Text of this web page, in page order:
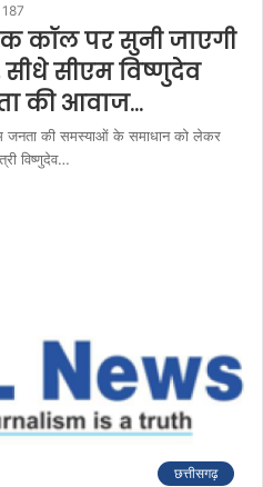
187
कॉल पर सुनी जाएगी
सीएम विष्णुदेव
की आवाज…
जनता की समस्याओं के समाधान को लेकर
विष्णुदेव…
छत्तीसगढ़